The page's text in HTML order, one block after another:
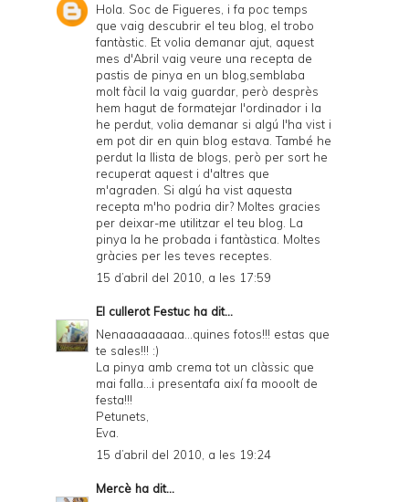
Hola. Soc de Figueres, i fa poc temps
que vaig descubrir el teu blog, el trobo
fantàstic. Et volia demanar ajut, aquest
mes d'Abril vaig veure una recepta de
pastis de pinya en un blog,semblaba
molt fàcil la vaig guardar, però desprès
hem hagut de formatejar l'ordinador i la
he perdut, volia demanar si algú l'ha vist i
em pot dir en quin blog estava. També he
perdut la llista de blogs, però per sort he
recuperat aquest i d'altres que
m'agraden. Si algú ha vist aquesta
recepta m'ho podria dir? Moltes gracies
per deixar-me utilitzar el teu blog. La
pinya la he probada i fantàstica. Moltes
gràcies per les teves receptes.
15 d’abril del 2010, a les 17:59
El cullerot Festuc ha dit...
Nenaaaaaaaaa...quines fotos!!! estas que
te sales!!! :)
La pinya amb crema tot un clàssic que
mai falla...i presentafa així fa mooolt de
festa!!!
Petunets,
Eva.
15 d’abril del 2010, a les 19:24
Mercè ha dit...